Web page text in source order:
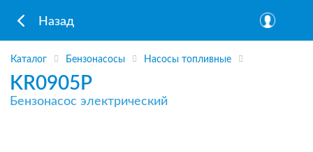
Назад
Каталог Бензонасосы Насосы топливные
KR0905P
Бензонасос электрический